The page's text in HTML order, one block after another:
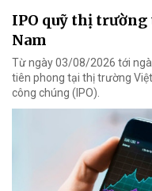
IPO quỹ thị
Nam
Từ ngày 03/08/2026 tới
tiên phong tại thị trường
công chúng (IPO).